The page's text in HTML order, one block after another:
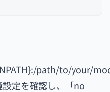
path/to/your/
定を確認し、「no